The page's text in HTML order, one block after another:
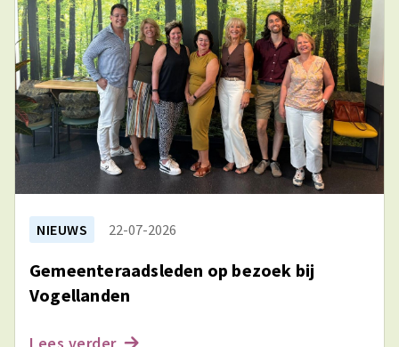
Gemeenteraadsleden op bezoek bij
Vogellanden
NIEUWS 22-07-2026
Lees verder